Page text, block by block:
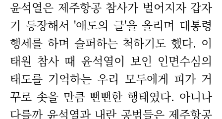
윤석열은 제주항공 참사가 벌어지자 갑자
기 등장해서 '애도의 글'을 올리며 대통령
행세를 하며 슬퍼하는 척하기도 했다. 이
태원 참사 때 윤석열이 보인 인면수심의
태도를 기억하는 우리 모두에게 피가 거
꾸로 솟을 만큼 뻔뻔한 행태였다. 아니나
다를까 윤석열과 내란 공범들은 제주항공